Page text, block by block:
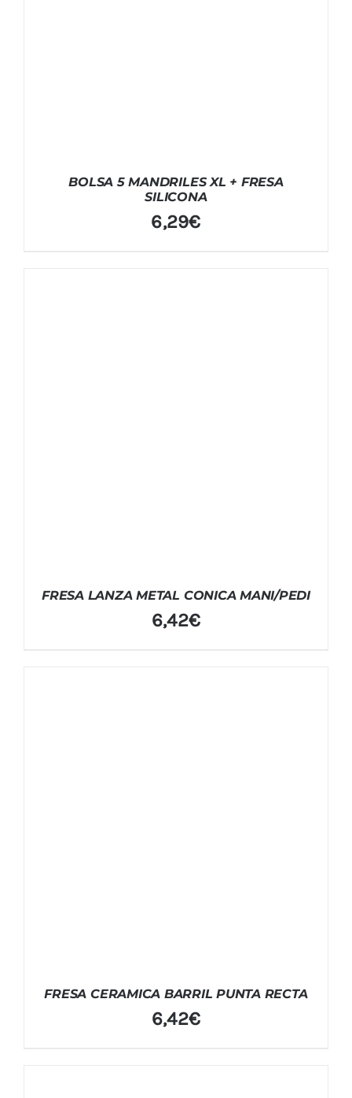
BOLSA 5 MANDRILES XL + FRESA
SILICONA
6,29€
FRESA LANZA METAL CONICA MANI/PEDI
6,42€
FRESA CERAMICA BARRIL PUNTA RECTA
6,42€